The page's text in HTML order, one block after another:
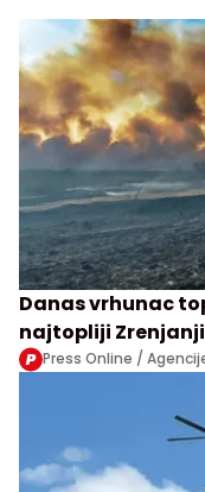
Danas vrhunac
najtopliji
Press Online /